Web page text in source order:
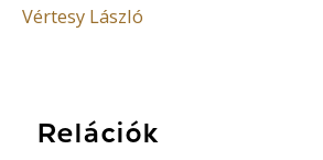
Vértesy László
Relációk